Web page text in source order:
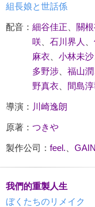
組長娘と世話係
配音： 細谷佳正 關
咲、 石川界人
麻衣
小林未沙
多野涉、 福山潤
野真衣
間島淳
導演： 川崎逸朗
原著： つきや
製作公司： feel.
我們的重製人生
ぼくたちのリメイク